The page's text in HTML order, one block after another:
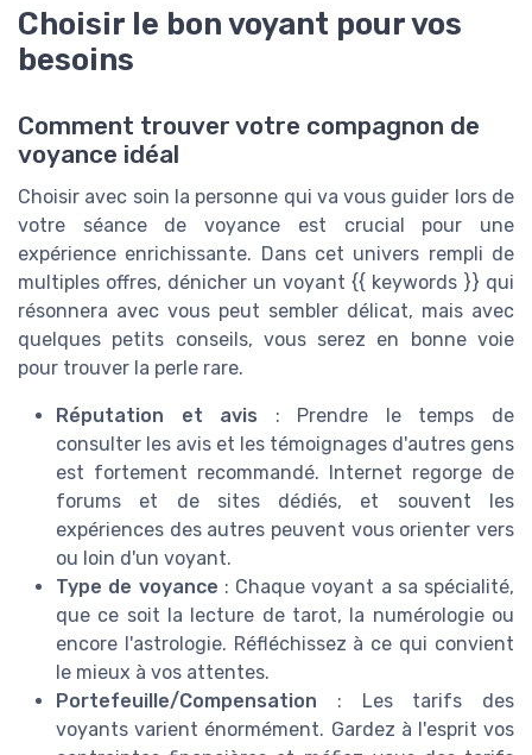
Choisir le bon voyant pour vos
besoins
Comment trouver votre compagnon de
voyance idéal
Choisir avec soin la personne qui va vous guider lors de
votre séance de voyance est crucial pour une
expérience enrichissante. Dans cet univers rempli de
multiples offres, dénicher un voyant {{ keywords }} qui
résonnera avec vous peut sembler délicat, mais avec
quelques petits conseils, vous serez en bonne voie
pour trouver la perle rare.
Réputation et avis : Prendre le temps de
consulter les avis et les témoignages d'autres gens
est fortement recommandé. Internet regorge de
forums et de sites dédiés, et souvent les
expériences des autres peuvent vous orienter vers
ou loin d'un voyant.
Type de voyance : Chaque voyant a sa spécialité,
que ce soit la lecture de tarot, la numérologie ou
encore l'astrologie. Réfléchissez à ce qui convient
le mieux à vos attentes.
Portefeuille/Compensation : Les tarifs des
voyants varient énormément. Gardez à l'esprit vos